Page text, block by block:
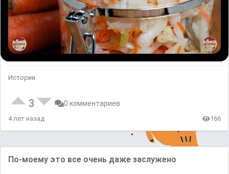
Истории
3 0 комментариев
4 лет назад 166
По-моему это все очень даже заслужено